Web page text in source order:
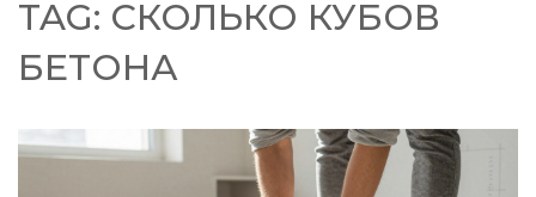
TAG: СКОЛЬКО КУБОВ
БЕТОНА